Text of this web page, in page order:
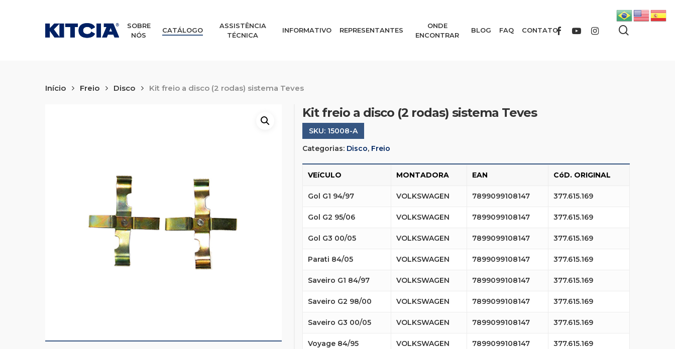
SOBRE
NÓS
CATÁLOGO
ASSISTÊNCIA
TÉCNICA
INFORMATIVO REPRESENTANTES
ONDE
ENCONTRAR
BLOG FAQ CONTATOFACEBOOKYOUTUBEINSTAGRAM
Início Freio Disco Kit freio a disco (2 rodas) sistema Teves
Kit freio a disco (2 rodas) sistema Teves
SKU: 15008-A
Categorias: Disco, Freio
VEíCULO MONTADORA EAN CóD. ORIGINAL
Gol G1 94/97 VOLKSWAGEN 7899099108147 377.615.169
Gol G2 95/06 VOLKSWAGEN 7899099108147 377.615.169
Gol G3 00/05 VOLKSWAGEN 7899099108147 377.615.169
Parati 84/05 VOLKSWAGEN 7899099108147 377.615.169
Saveiro G1 84/97 VOLKSWAGEN 7899099108147 377.615.169
Saveiro G2 98/00 VOLKSWAGEN 7899099108147 377.615.169
Saveiro G3 00/05 VOLKSWAGEN 7899099108147 377.615.169
Voyage 84/95 VOLKSWAGEN 7899099108147 377.615.169